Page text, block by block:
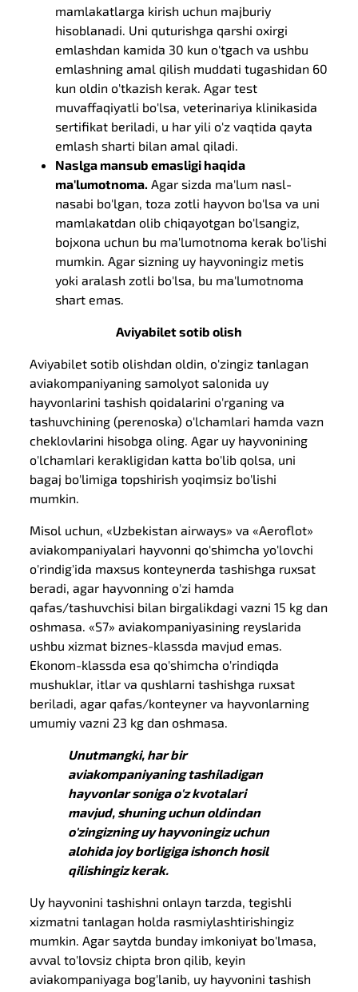
mamlakatlarga kirish uchun majburiy
hisoblanadi. Uni quturishga qarshi oxirgi
emlashdan kamida 30 kun o'tgach va ushbu
emlashning amal qilish muddati tugashidan 60
kun oldin o'tkazish kerak. Agar test
muvaffaqiyatli bo'lsa, veterinariya klinikasida
sertifikat beriladi, u har yili o'z vaqtida qayta
emlash sharti bilan amal qiladi.
Naslga mansub emasligi haqida
ma'lumotnoma. Agar sizda ma'lum nasl-
nasabi bo'lgan, toza zotli hayvon bo'lsa va uni
mamlakatdan olib chiqayotgan bo'lsangiz,
bojxona uchun bu ma'lumotnoma kerak bo'lishi
mumkin. Agar sizning uy hayvoningiz metis
yoki aralash zotli bo'lsa, bu ma'lumotnoma
shart emas.
Aviyabilet sotib olish
Aviyabilet sotib olishdan oldin, o'zingiz tanlagan
aviakompaniyaning samolyot salonida uy
hayvonlarini tashish qoidalarini o'rganing va
tashuvchining (perenoska) o'lchamlari hamda vazn
cheklovlarini hisobga oling. Agar uy hayvonining
o'lchamlari kerakligidan katta bo'lib qolsa, uni
bagaj bo'limiga topshirish yoqimsiz bo'lishi
mumkin.
Misol uchun, «Uzbekistan airways» va «Aeroflot»
aviakompaniyalari hayvonni qo'shimcha yo'lovchi
o'rindig'ida maxsus konteynerda tashishga ruxsat
beradi, agar hayvonning o'zi hamda
qafas/tashuvchisi bilan birgalikdagi vazni 15 kg dan
oshmasa. «S7» aviakompaniyasining reyslarida
ushbu xizmat biznes-klassda mavjud emas.
Ekonom-klassda esa qo'shimcha o'rindiqda
mushuklar, itlar va qushlarni tashishga ruxsat
beriladi, agar qafas/konteyner va hayvonlarning
umumiy vazni 23 kg dan oshmasa.
Unutmangki, har bir
aviakompaniyaning tashiladigan
hayvonlar soniga o'z kvotalari
mavjud, shuning uchun oldindan
o'zingizning uy hayvoningiz uchun
alohida joy borligiga ishonch hosil
qilishingiz kerak.
Uy hayvonini tashishni onlayn tarzda, tegishli
xizmatni tanlagan holda rasmiylashtirishingiz
mumkin. Agar saytda bunday imkoniyat bo'lmasa,
avval to'lovsiz chipta bron qilib, keyin
aviakompaniyaga bog'lanib, uy hayvonini tashish